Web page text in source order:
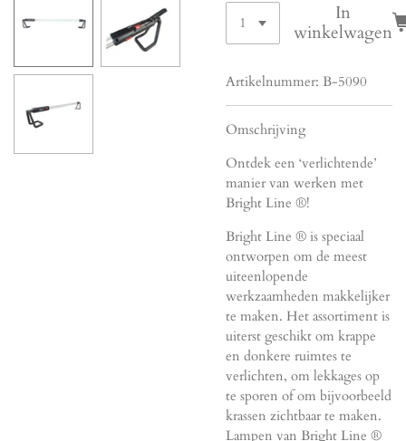
In
winkelwagen
Artikelnummer: B-5090
Omschrijving
Ontdek een ‘verlichtende’
manier van werken met
Bright Line ®!
Bright Line ® is speciaal
ontworpen om de meest
uiteenlopende
werkzaamheden makkelijker
te maken. Het assortiment is
uiterst geschikt om krappe
en donkere ruimtes te
verlichten, om lekkages op
te sporen of om bijvoorbeeld
krassen zichtbaar te maken.
Lampen van Bright Line ®